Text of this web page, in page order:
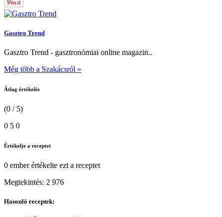
Gasztro Trend
Gasztro Trend - gasztronómiai online magazin..
Még több a Szakácsról »
Átlag értékelés
(0 / 5)
0 5 0
Értékelje a receptet
0 emberértékelte ezt a receptet
Megtekintés: 2 976
Hasonló receptek: